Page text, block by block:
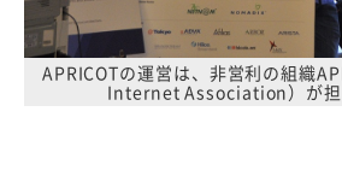
APRICOTの運営は、非営利の組織
Internet Association）が担